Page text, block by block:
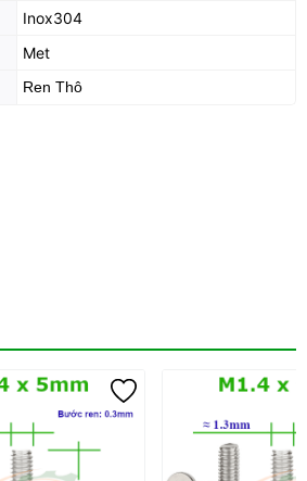
Inox304
Met
Ren Thô